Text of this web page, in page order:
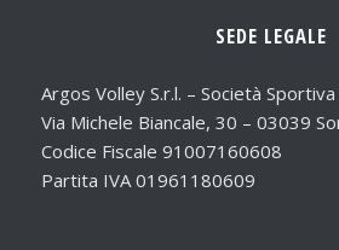
SEDE LEGALE
Argos Volley S.r.l. – Società
Via Michele Biancale, 30 – 03039
Codice Fiscale 91007160608
Partita IVA 01961180609